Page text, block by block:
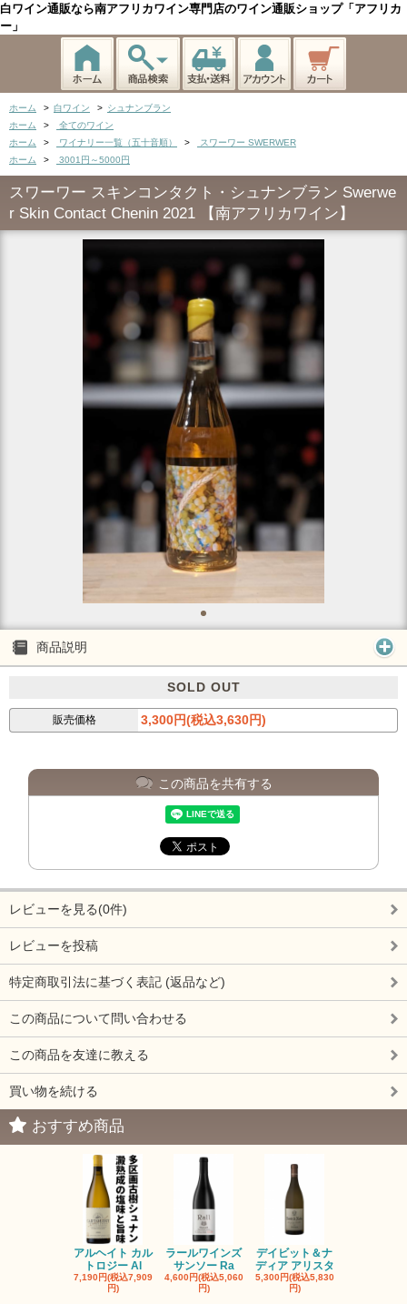
白ワイン通販なら南アフリカワイン専門店のワイン通販ショップ「アフリカ
ー」
ホーム > 白ワイン > シュナンブラン
ホーム
>
全てのワイン
ホーム
> ワイナリー一覧（五十音順） >
スワーワー SWERWER
ホーム
> 3001円～5000円
スワーワー スキンコンタクト・シュナンブラン Swerwe
r Skin Contact Chenin 2021 【南アフリカワイン】
商品説明
SOLD OUT
販売価格 3,300円(税込3,630円)
この商品を共有する
レビューを見る(0件)
レビューを投稿
特定商取引法に基づく表記 (返品など)
この商品について問い合わせる
この商品を友達に教える
買い物を続ける
おすすめ商品
アルヘイト カル
トロジー Al
7,190円(税込7,909
円)
ラールワインズ
サンソー Ra
4,600円(税込5,060
円)
デイビット＆ナ
ディア アリスタ
5,300円(税込5,830
円)